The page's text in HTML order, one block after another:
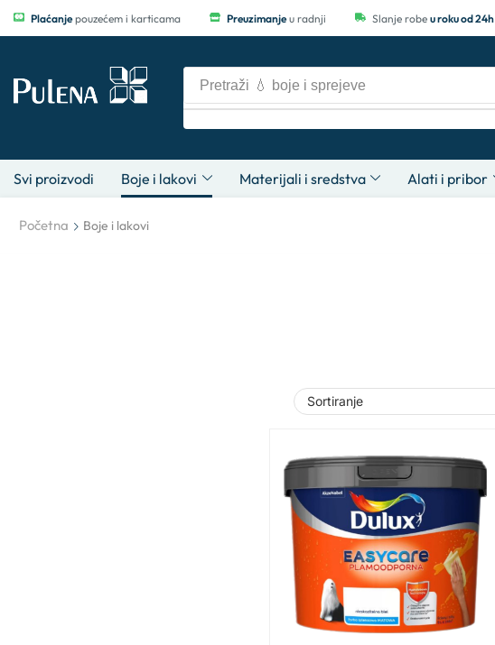
Plaćanjepouzećem i karticama Preuzimanjeu radnji Slanje robe u roku od 24h
Pretraži 🩸 materijale
Svi proizvodi Boje i lakovi Materijali i sredstva Alati i pribor
Početna Boje i lakovi